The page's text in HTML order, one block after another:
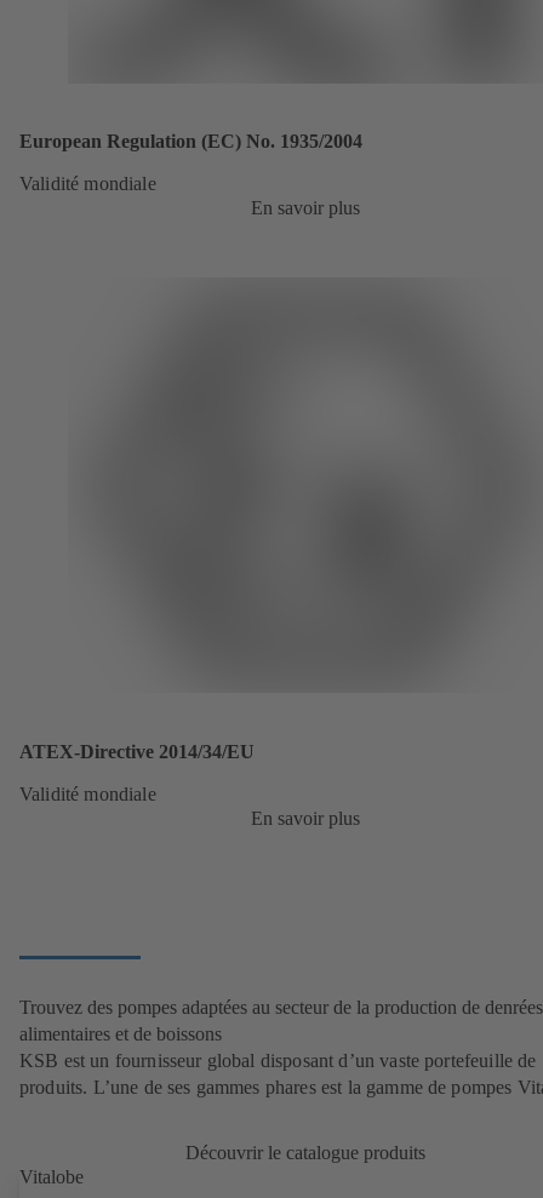
European Regulation (EC) No. 1935/2004
Validité mondiale
En savoir plus
ATEX-Directive 2014/34/EU
Validité mondiale
En savoir plus
Trouvez des pompes adaptées au secteur de la production de denrées
alimentaires et de boissons
KSB est un fournisseur global disposant d’un vaste portefeuille de
produits. L’une de ses gammes phares est la gamme de pompes
Découvrir le catalogue produits
Vitalobe